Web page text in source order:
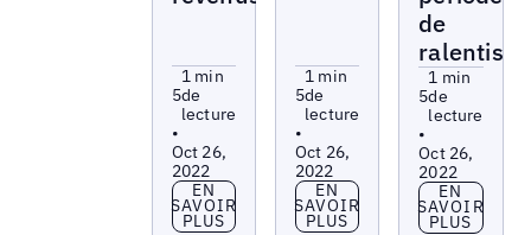
5
1 min
de
lecture
•
Oct 26,
2022
En savoir plus
EN
SAVOIR
PLUS
5
1 min
de
lecture
•
Oct 26,
2022
En savoir plus
EN
SAVOIR
PLUS
de
5
1 min
de
lecture
•
Oct 26,
2022
En savoir
EN
SAVOIR
PLUS